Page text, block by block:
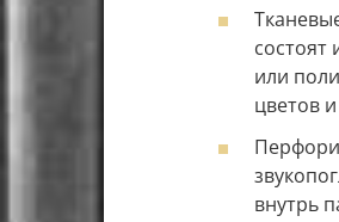
или
цветов
внутрь